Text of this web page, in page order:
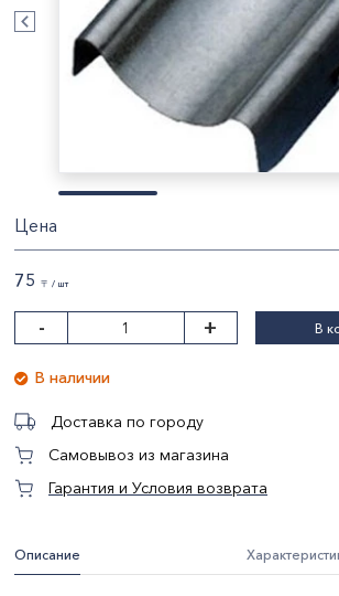
Описание
Цена
75 〒 / шт
- + В
В наличии
Доставка по городу
Самовывоз из магазина
Гарантия и Условия возврата